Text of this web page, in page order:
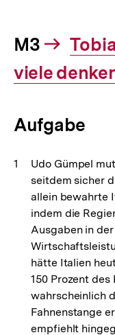
M3
Link:
viele
Aufgabe
Udo Gümpel
seitdem sicher
allein bewahrte
indem die
Ausgaben in
hätte Italien
150 Prozent
wahrscheinlich
Fahnenstange
empfiehlt